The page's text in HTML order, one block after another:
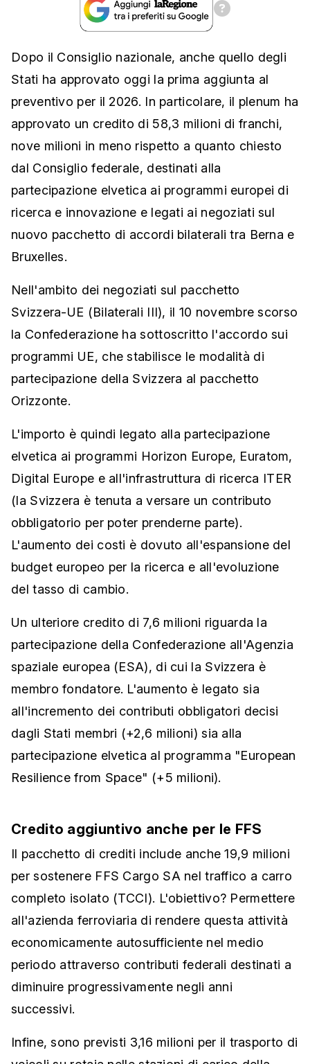
Dopo il Consiglio nazionale, anche quello degli
Stati ha approvato oggi la prima aggiunta al
preventivo per il 2026. In particolare, il plenum ha
approvato un credito di 58,3 milioni di franchi,
nove milioni in meno rispetto a quanto chiesto
dal Consiglio federale, destinati alla
partecipazione elvetica ai programmi europei di
ricerca e innovazione e legati ai negoziati sul
nuovo pacchetto di accordi bilaterali tra Berna e
Bruxelles.
Nell'ambito dei negoziati sul pacchetto
Svizzera-UE (Bilaterali III), il 10 novembre scorso
la Confederazione ha sottoscritto l'accordo sui
programmi UE, che stabilisce le modalità di
partecipazione della Svizzera al pacchetto
Orizzonte.
L'importo è quindi legato alla partecipazione
elvetica ai programmi Horizon Europe, Euratom,
Digital Europe e all'infrastruttura di ricerca ITER
(la Svizzera è tenuta a versare un contributo
obbligatorio per poter prenderne parte).
L'aumento dei costi è dovuto all'espansione del
budget europeo per la ricerca e all'evoluzione
del tasso di cambio.
Un ulteriore credito di 7,6 milioni riguarda la
partecipazione della Confederazione all'Agenzia
spaziale europea (ESA), di cui la Svizzera è
membro fondatore. L'aumento è legato sia
all'incremento dei contributi obbligatori decisi
dagli Stati membri (+2,6 milioni) sia alla
partecipazione elvetica al programma "European
Resilience from Space" (+5 milioni).
Credito aggiuntivo anche per le FFS
Il pacchetto di crediti include anche 19,9 milioni
per sostenere FFS Cargo SA nel traffico a carro
completo isolato (TCCI). L'obiettivo? Permettere
all'azienda ferroviaria di rendere questa attività
economicamente autosufficiente nel medio
periodo attraverso contributi federali destinati a
diminuire progressivamente negli anni
successivi.
Infine, sono previsti 3,16 milioni per il trasporto di